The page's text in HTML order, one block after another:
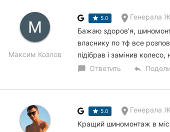
Максим Козлов
5.0 Генерала
Бажаю здоров'я,
власнику по тф все
підібрав і замінив
chat_bubble Ответить reply
5.0 Генерала
Кращий шиномонтаж в